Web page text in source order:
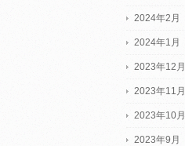
2024年2月
2024年1月
2023年12月
2023年11月
2023年10月
2023年9月